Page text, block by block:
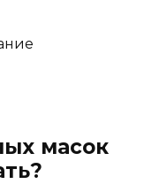
масок